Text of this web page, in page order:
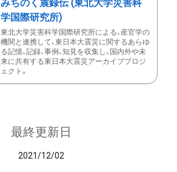
みちのく震録伝 (東北大学災害科
学国際研究所)
東北大学災害科学国際研究所による、産官学の
機関と連携して、東日本大震災に関するあらゆ
る記憶、記録、事例、知見を収集し、国内外や未
来に共有する東日本大震災アーカイブプロジ
ェクト。
最終更新日
2021/12/02